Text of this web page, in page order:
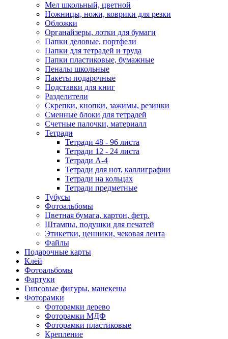
Мел школьный, цветной
Ножницы, ножи, коврики для резки
Обложки
Органайзеры, лотки для бумаги
Папки деловые, портфели
Папки для тетрадей и труда
Папки пластиковые, бумажные
Пеналы школьные
Пакеты подарочные
Подставки для книг
Разделители
Скрепки, кнопки, зажимы, резинки
Сменные блоки для тетрадей
Счетные палочки, материалл
Тетради
Тетради 48 - 96 листа
Тетради 12 - 24 листа
Тетради А-4
Тетради для нот, каллиграфии
Тетради на кольцах
Тетради предметные
Тубусы
Фотоальбомы
Цветная бумага, картон, фетр.
Штампы, подушки для печатей
Этикетки, ценники, чековая лента
Файлы
Подарочные карты
Клей
Фотоальбомы
Фартуки
Гипсовые фигуры, манекены
Фоторамки
Фоторамки дерево
Фоторамки МДФ
Фоторамки пластиковые
Крепление